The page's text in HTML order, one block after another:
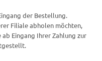
der Bestellung.
Filiale abholen möchten,
Eingang Ihrer Zahlung zur